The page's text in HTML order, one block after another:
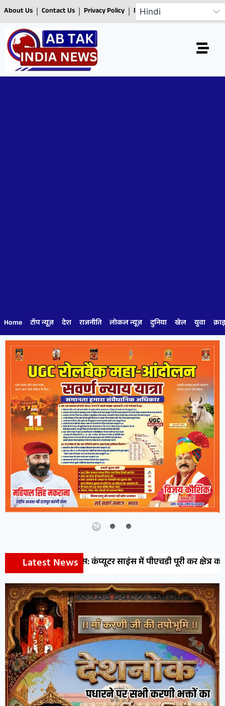
About Us Contact Us Privacy Policy Disclaimer
Home टॉप न्यूज़ देश राजनीति लोकल न्यूज़ दुनिया खेल युवा
Latest News
कंप्यूटर साइंस में पीएचडी पूरी कर क्षेत्र का नाम किया रोशन,मां